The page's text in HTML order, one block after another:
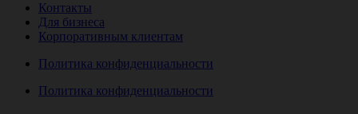
Контакты
Для бизнеса
Корпоративным клиентам
Политика конфиденциальности
Политика конфиденциальности